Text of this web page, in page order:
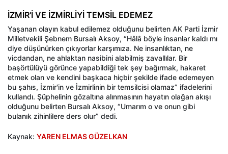
İZMİR'İ VE İZMİRLİYİ TEMSİL EDEMEZ
Yaşanan olayın kabul edilemez olduğunu belirten AK Parti İzmir
Milletvekili Şebnem Bursalı Aksoy, “Hâlâ böyle insanlar kaldı mı
diye düşünürken çıkıyorlar karşımıza. Ne insanlıktan, ne
vicdandan, ne ahlaktan nasibini alabilmiş zavallılar. Bir
başörtülüyü görünce yapabildiği tek şey bağırmak, hakaret
etmek olan ve kendini başkaca hiçbir şekilde ifade edemeyen
bu şahıs, İzmir'in ve İzmirlinin bir temsilcisi olamaz” ifadelerini
kullandı. Şüphelinin gözaltına alınmasının hayatın olağan akışı
olduğunu belirten Bursalı Aksoy, “Umarım o ve onun gibi
bulanık zihinlilere ders olur” dedi.
Kaynak: YAREN ELMAS GÜZELKAN